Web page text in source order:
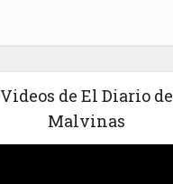
Videos de El Diario de
Malvinas